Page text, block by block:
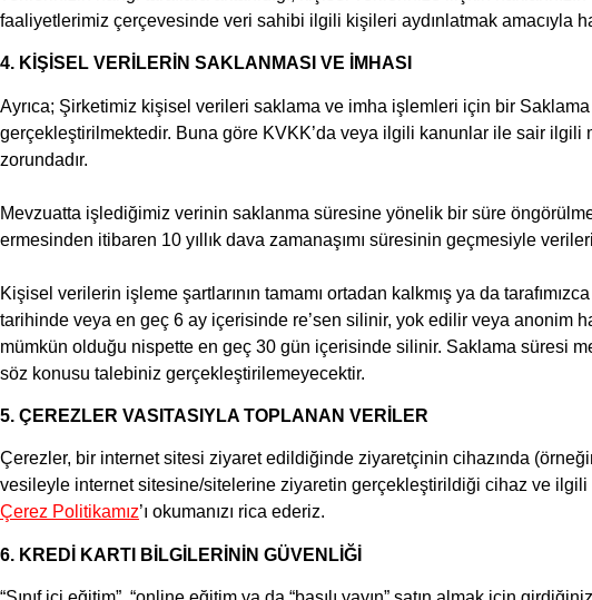
faaliyetlerimiz çerçevesinde veri sahibi ilgili kişileri aydınlatmak amacıyla
4. KİŞİSEL VERİLERİN SAKLANMASI VE İMHASI
Ayrıca; Şirketimiz kişisel verileri saklama ve imha işlemleri için bir
gerçekleştirilmektedir. Buna göre KVKK’da veya ilgili kanunlar ile sair
zorundadır.
Mevzuatta işlediğimiz verinin saklanma süresine yönelik bir süre
ermesinden itibaren 10 yıllık dava zamanaşımı süresinin geçmesiyle
Kişisel verilerin işleme şartlarının tamamı ortadan kalkmış ya da
tarihinde veya en geç 6 ay içerisinde re’sen silinir, yok edilir veya
mümkün olduğu nispette en geç 30 gün içerisinde silinir. Saklama süresi
söz konusu talebiniz gerçekleştirilemeyecektir.
5. ÇEREZLER VASITASIYLA TOPLANAN VERİLER
Çerezler, bir internet sitesi ziyaret edildiğinde ziyaretçinin cihazında
vesileyle internet sitesine/sitelerine ziyaretin gerçekleştirildiği cihaz ve
Çerez Politikamız’ı okumanızı rica ederiz.
6. KREDİ KARTI BİLGİLERİNİN GÜVENLİĞİ